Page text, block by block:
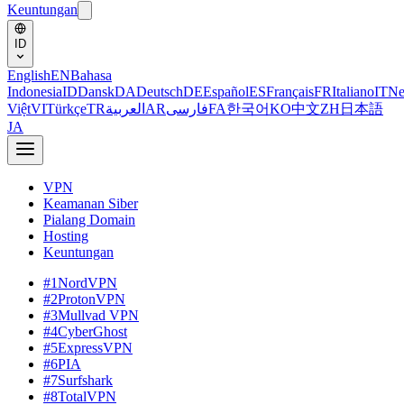
Keuntungan
ID
EnglishENBahasa
IndonesiaIDDanskDADeutschDEEspañolESFrançaisFRItalianoIT
ViệtVITürkçeTRالعربية ARفارسیFA한국어KO中文ZH 日本語
JA
VPN
Keamanan Siber
Pialang Domain
Hosting
Keuntungan
#1NordVPN
#2ProtonVPN
#3Mullvad VPN
#4CyberGhost
#5ExpressVPN
#6PIA
#7Surfshark
#8TotalVPN